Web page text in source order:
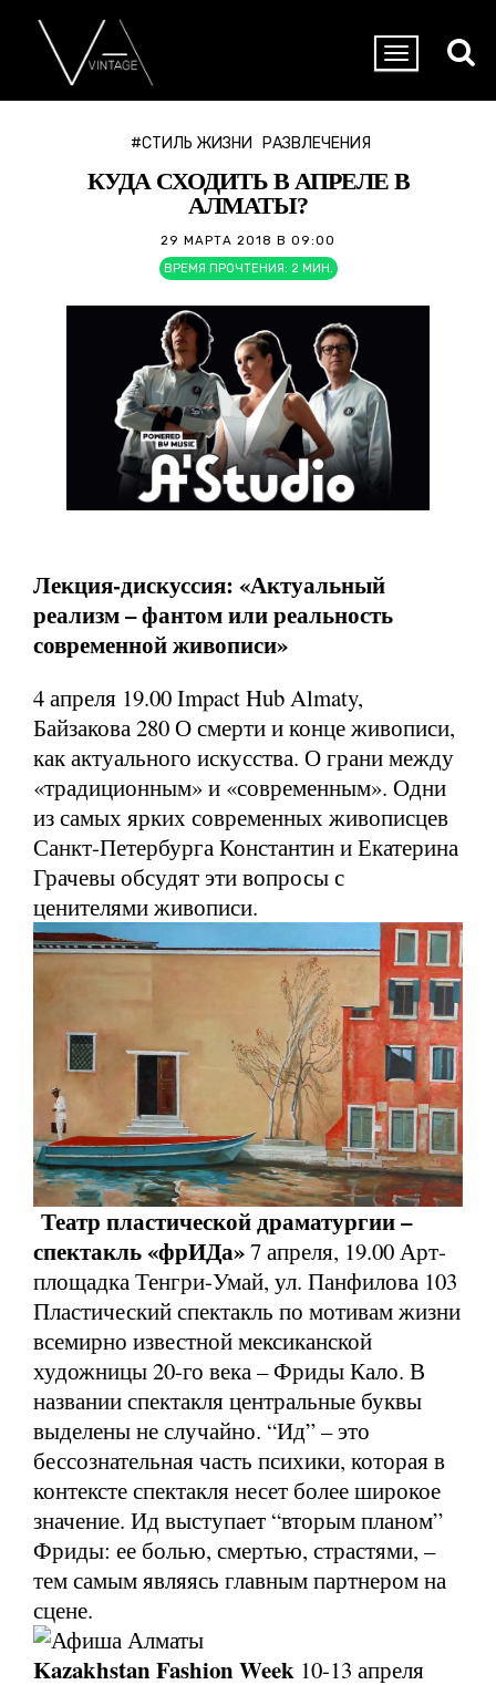
#СТИЛЬ ЖИЗНИ РАЗВЛЕЧЕНИЯ
КУДА СХОДИТЬ В АПРЕЛЕ В
АЛМАТЫ?
29 МАРТА 2018 В 09:00
ВРЕМЯ ПРОЧТЕНИЯ: 2 МИН.
Лекция-дискуссия: «Актуальный
реализм – фантом или реальность
современной живописи»
4 апреля 19.00 Impact Hub Almaty,
Байзакова 280 О смерти и конце живописи,
как актуального искусства. О грани между
«традиционным» и «современным». Одни
из самых ярких современных живописцев
Санкт-Петербурга Константин и Екатерина
Грачевы обсудят эти вопросы с
ценителями живописи.
Театр пластической драматургии –
спектакль «фрИДа»7 апреля, 19.00 Арт-
площадка Тенгри-Умай, ул. Панфилова 103
Пластический спектакль по мотивам жизни
всемирно известной мексиканской
художницы 20-го века – Фриды Кало. В
названии спектакля центральные буквы
выделены не случайно. “Ид” – это
бессознательная часть психики, которая в
контексте спектакля несет более широкое
значение. Ид выступает “вторым планом”
Фриды: ее болью, смертью, страстями, –
тем самым являясь главным партнером на
сцене.
Kazakhstan Fashion Week 10-13 апреля